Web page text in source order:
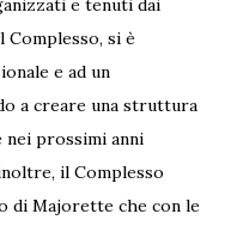
Complesso, si è
e ad un
a creare una struttura
nei prossimi anni
il Complesso
di Majorette che con le